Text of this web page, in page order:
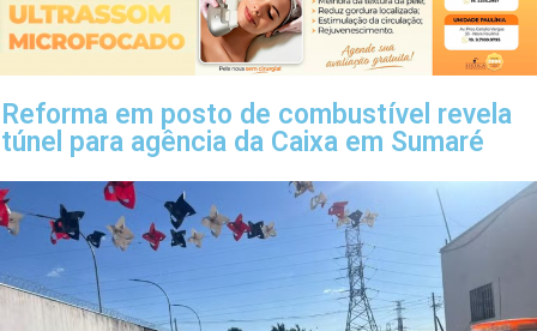
Reforma em posto de combustível revela
túnel para agência da Caixa em Sumaré